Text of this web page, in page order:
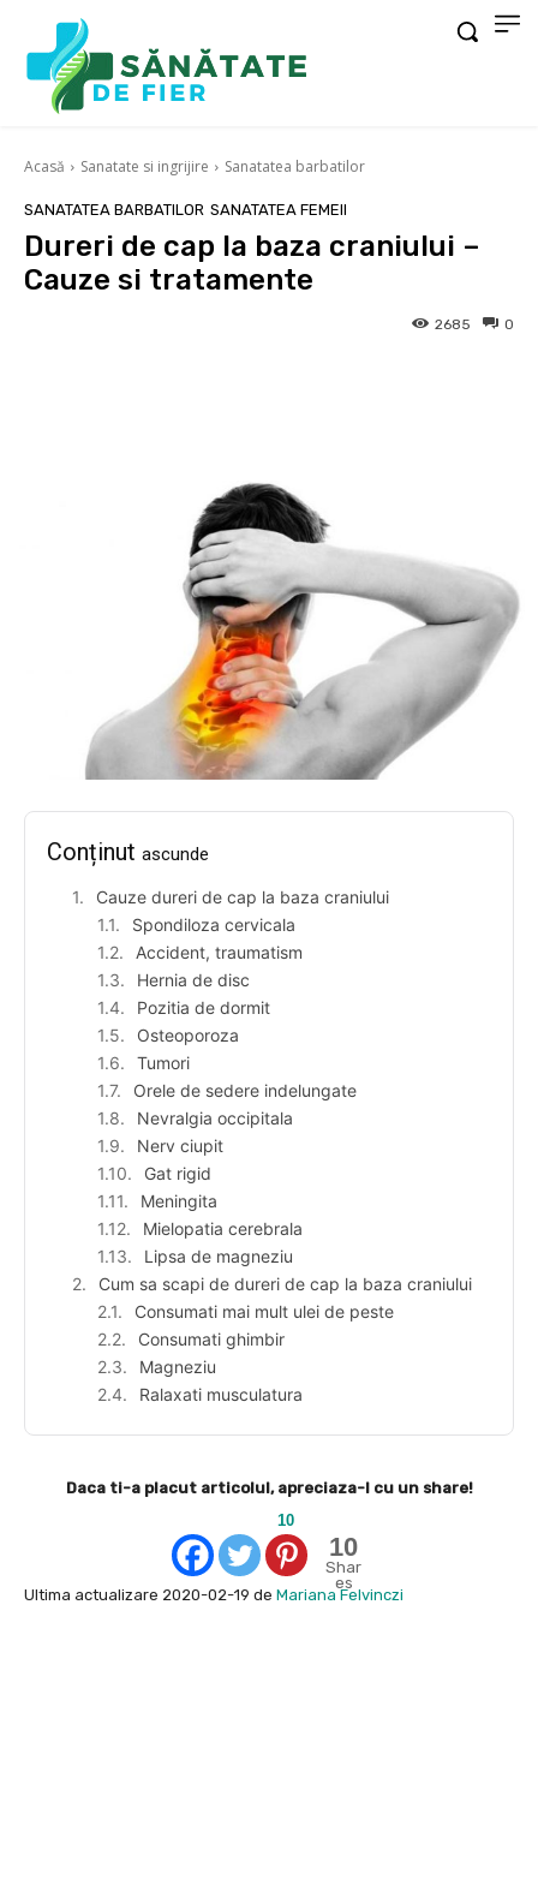
Acasă Sanatate si ingrijire Sanatatea barbatilor
SANATATEA BARBATILOR SANATATEA FEMEII
Dureri de cap la baza craniului –
Cauze si tratamente
0
2685
Conținut ascunde
Cauze dureri de cap la baza craniului
Spondiloza cervicala
Accident, traumatism
Hernia de disc
Pozitia de dormit
Osteoporoza
Tumori
Orele de sedere indelungate
Nevralgia occipitala
Nerv ciupit
Gat rigid
Meningita
Mielopatia cerebrala
Lipsa de magneziu
Cum sa scapi de dureri de cap la baza craniului
Consumati mai mult ulei de peste
Consumati ghimbir
Magneziu
Ralaxati musculatura
Daca ti-a placut articolul, apreciaza-l cu un share!
10
10
Shar
es
Ultima actualizare 2020-02-19 de Mariana Felvinczi